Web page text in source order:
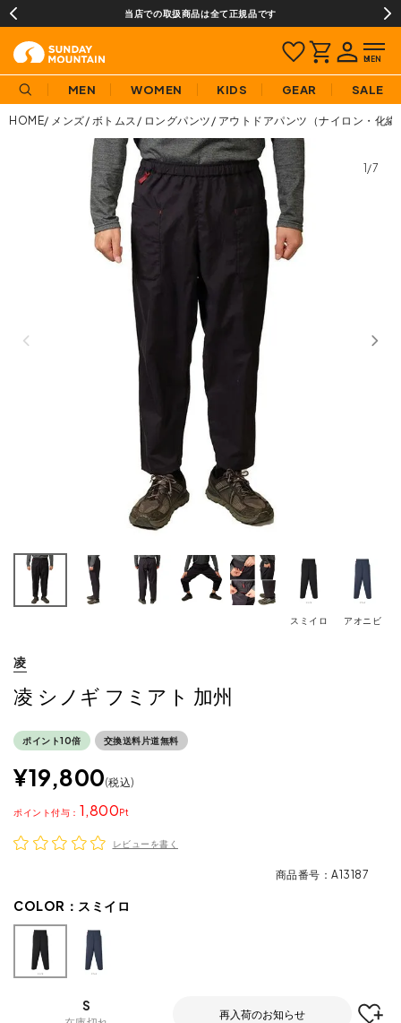
当店での取扱商品は全て正規品です
MEN WOMEN KIDS GEAR SALE
HOME メンズ ボトムス ロングパンツ アウトドアパンツ（ナイロン・化繊
1/7
スミイロ アオニビ
凌
凌 シノギ フミアト 加州
ポイント10倍 交換送料片道無料
¥19,800 税込
1,800
ポイント
レビューを書く
商品番号 A13187
COLOR： スミイロ
S
再入荷のお知らせ